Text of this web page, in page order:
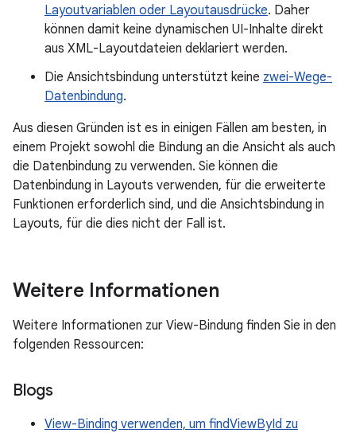
Layoutvariablen oder Layoutausdrücke. Daher
können damit keine dynamischen UI-Inhalte direkt
aus XML-Layoutdateien deklariert werden.
Die Ansichtsbindung unterstützt keine zwei-Wege-
Datenbindung.
Aus diesen Gründen ist es in einigen Fällen am besten, in
einem Projekt sowohl die Bindung an die Ansicht als auch
die Datenbindung zu verwenden. Sie können die
Datenbindung in Layouts verwenden, für die erweiterte
Funktionen erforderlich sind, und die Ansichtsbindung in
Layouts, für die dies nicht der Fall ist.
Weitere Informationen
Weitere Informationen zur View-Bindung finden Sie in den
folgenden Ressourcen:
Blogs
View-Binding verwenden, um findViewById zu